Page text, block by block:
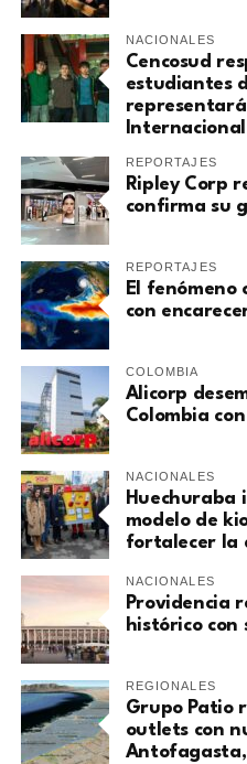
NACIONALES
Cencosud
estudiantes
REPORTAJES
Ripley Corp
confirma su
REPORTAJES
El fenómeno
con
COLOMBIA
Alicorp
Colombia
NACIONALES
Huechuraba
modelo de
fortalecer la
NACIONALES
Providencia
histórico con
REGIONALES
Grupo Patio
outlets con
Antofagasta,